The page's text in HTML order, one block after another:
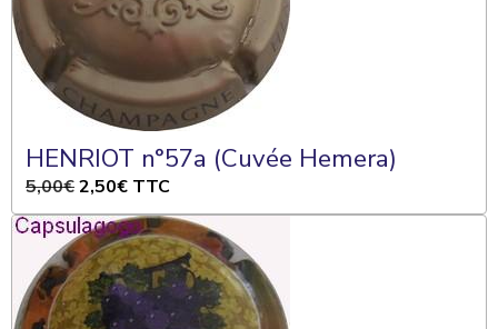
HENRIOT n°57a (Cuvée Hemera)
5,00€2,50€ TTC